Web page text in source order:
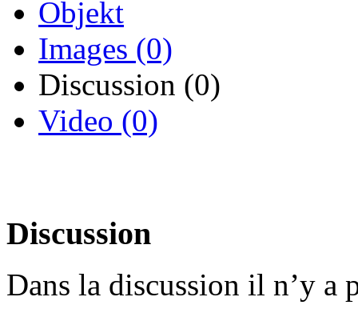
Objekt
Images (0)
Discussion (0)
Video (0)
Discussion
Dans la discussion il n’y a